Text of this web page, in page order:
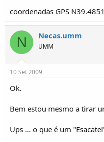
coordenadas GPS
N Necas.umm
UMM
10 Set 2009
Ok.
Bem estou mesmo a tirar
Ups ... o que é um